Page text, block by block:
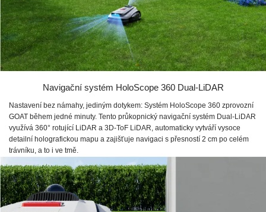
Navigační systém HoloScope 360 Dual-LiDAR
Nastavení bez námahy, jediným dotykem: Systém HoloScope 360 zprovozní
GOAT během jedné minuty. Tento průkopnický navigační systém Dual-LiDAR
využívá 360° rotující LiDAR a 3D-ToF LiDAR, automaticky vytváří vysoce
detailní holografickou mapu a zajišťuje navigaci s přesností 2 cm po celém
trávníku, a to i ve tmě.